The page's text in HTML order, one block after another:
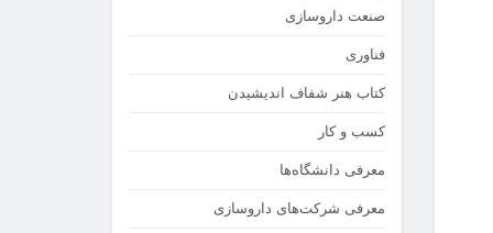
صنعت داروسازی
فناوری
کتاب هنر شفاف اندیشیدن
کسب و کار
معرفی دانشگاه‌ها
معرفی شرکت‌های داروسازی